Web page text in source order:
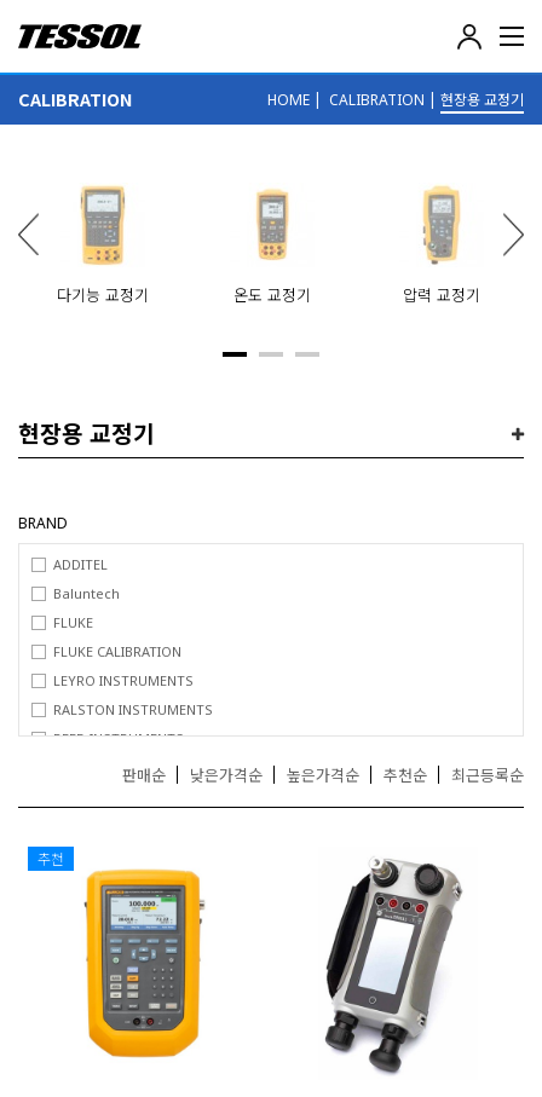
테
(
T
E
)
기
터
로
CALIBRATION HOME | CALIBRATION | 현장용 교정기
다기능 교정기 온도 교정기 압력 교정기
현장용 교정기
BRAND
ADDITEL
Baluntech
FLUKE
FLUKE CALIBRATION
LEYRO INSTRUMENTS
RALSTON INSTRUMENTS
REED INSTRUMENTS
판매순 낮은가격순 높은가격순 추천순 최근등록순
추천